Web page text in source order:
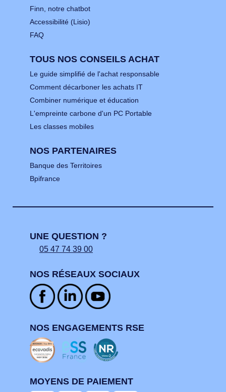
Finn, notre chatbot
Accessibilité (Lisio)
FAQ
TOUS NOS CONSEILS ACHAT
Le guide simplifié de l'achat responsable
Comment décarboner les achats IT
Combiner numérique et éducation
L'empreinte carbone d'un PC Portable
Les classes mobiles
NOS PARTENAIRES
Banque des Territoires
Bpifrance
UNE QUESTION ?
05 47 74 39 00
NOS RÉSEAUX SOCIAUX
NOS ENGAGEMENTS RSE
MOYENS DE PAIEMENT